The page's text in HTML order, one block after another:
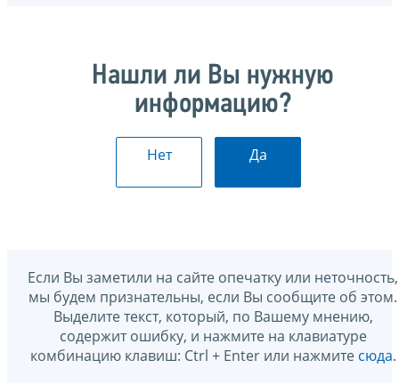
Нашли ли Вы нужную
информацию?
Нет Да
Если Вы заметили на сайте опечатку или неточность,
мы будем признательны, если Вы сообщите об этом.
Выделите текст, который, по Вашему мнению,
содержит ошибку, и нажмите на клавиатуре
комбинацию клавиш: Ctrl + Enter или нажмите сюда.